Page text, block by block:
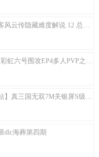
【青青】侠客风云传隐藏难度解说 12 总是套路得人心
【GG解说】彩虹六号围攻EP4多人PVP之人质大作战
【游侠视频站】真三国无双7M关银屏S级爱马搜索战
dlc海葬第四期